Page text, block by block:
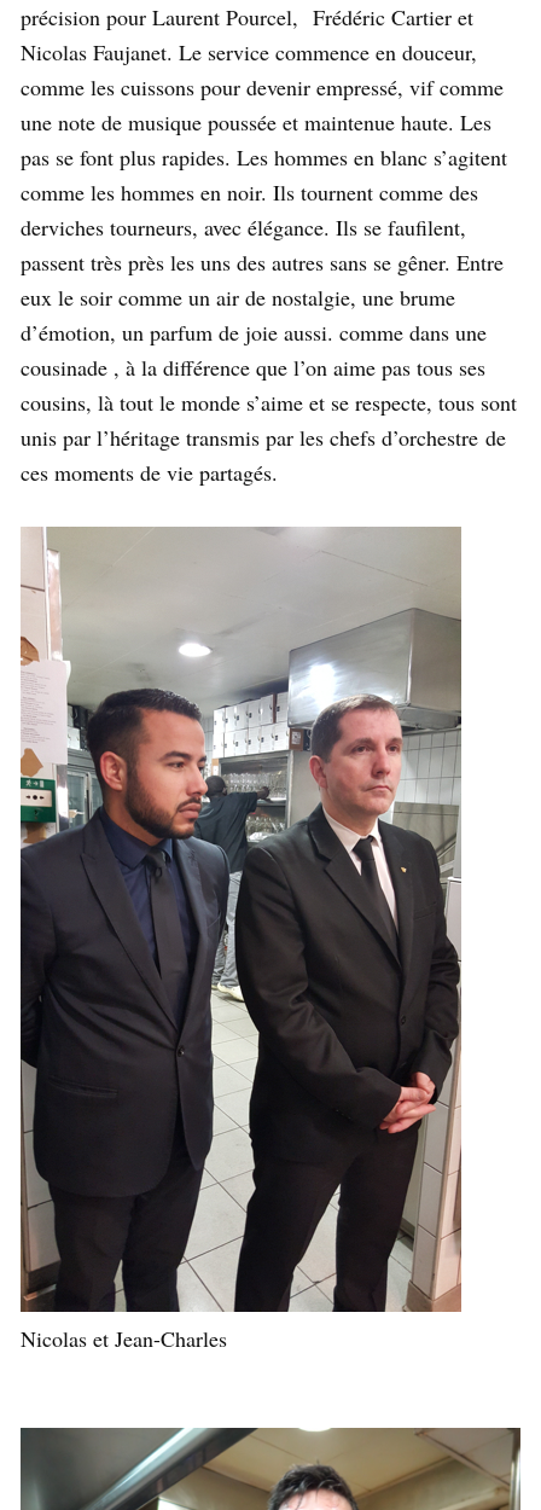
précision pour Laurent Pourcel, Frédéric Cartier et
Nicolas Faujanet. Le service commence en douceur,
comme les cuissons pour devenir empressé, vif comme
une note de musique poussée et maintenue haute. Les
pas se font plus rapides. Les hommes en blanc s’agitent
comme les hommes en noir. Ils tournent comme des
derviches tourneurs, avec élégance. Ils se faufilent,
passent très près les uns des autres sans se gêner. Entre
eux le soir comme un air de nostalgie, une brume
d’émotion, un parfum de joie aussi. comme dans une
cousinade , à la différence que l’on aime pas tous ses
cousins, là tout le monde s’aime et se respecte, tous sont
unis par l’héritage transmis par les chefs d’orchestre de
ces moments de vie partagés.
Nicolas et Jean-Charles